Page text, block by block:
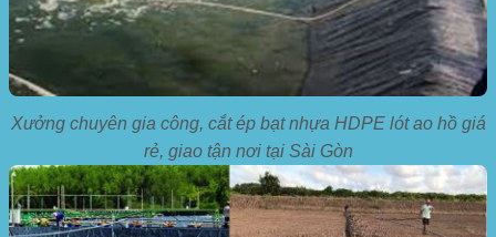
Xưởng chuyên gia công, cắt ép bạt nhựa HDPE lót ao hồ giá
rẻ, giao tận nơi tại Sài Gòn